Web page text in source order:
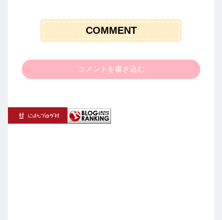
COMMENT
コメントを書き込む